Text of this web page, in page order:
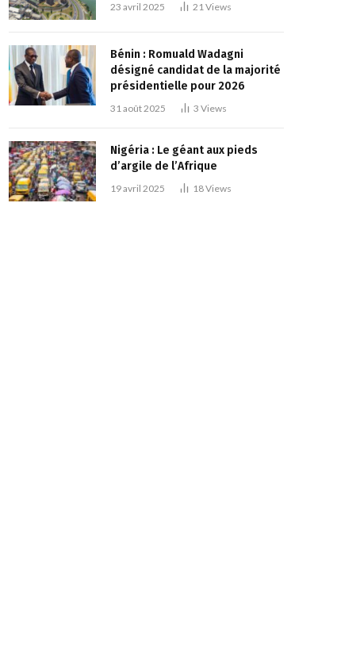
23 avril 2025 21Views
Bénin : Romuald Wadagni
désigné candidat de la majorité
présidentielle pour 2026
31 août 2025 3 Views
Nigéria : Le géant aux pieds
d’argile de l’Afrique
19 avril 2025 18Views